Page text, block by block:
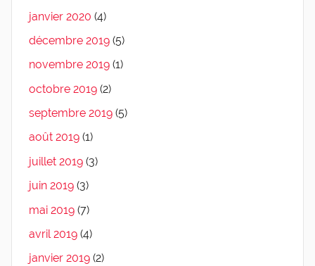
janvier 2020 (4)
décembre 2019 (5)
novembre 2019 (1)
octobre 2019 (2)
septembre 2019 (5)
août 2019 (1)
juillet 2019 (3)
juin 2019 (3)
mai 2019 (7)
avril 2019 (4)
janvier 2019 (2)